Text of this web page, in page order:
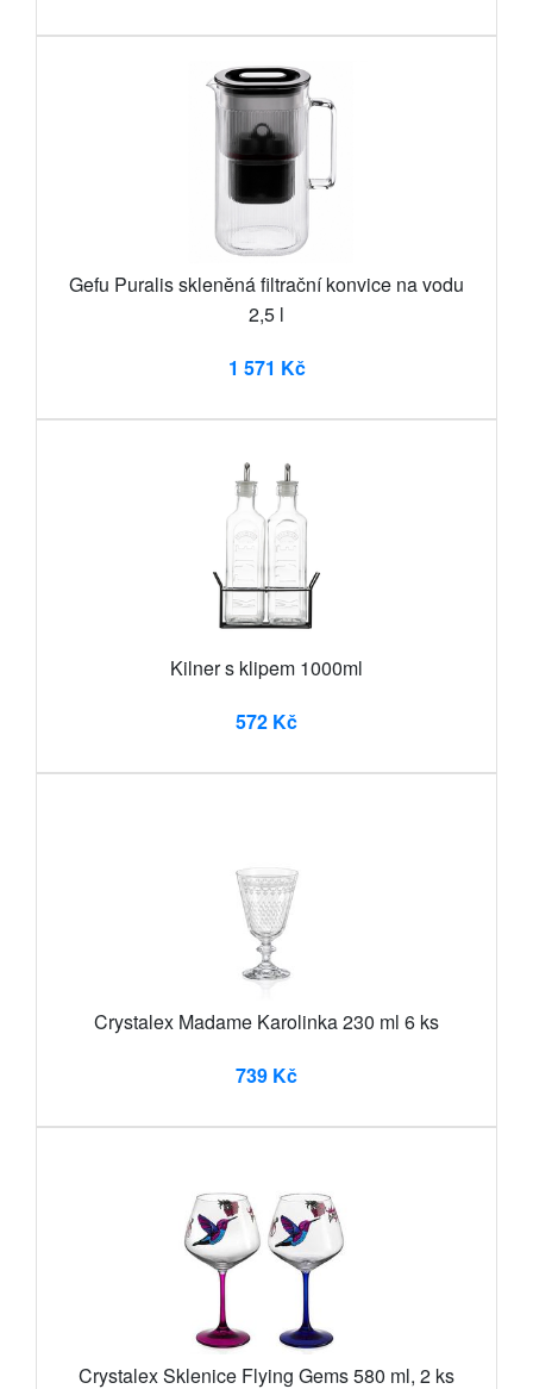
Gefu Puralis skleněná filtrační konvice na vodu
2,5 l
1 571 Kč
Kilner s klipem 1000ml
572 Kč
Crystalex Madame Karolinka 230 ml 6 ks
739 Kč
Crystalex Sklenice Flying Gems 580 ml, 2 ks